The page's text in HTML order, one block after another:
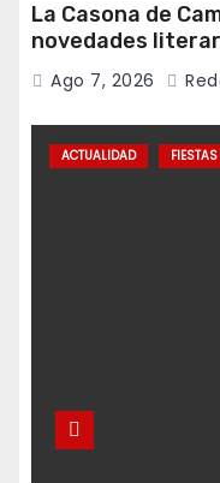
La Casona de
novedades
Ago 7, 2026
ACTUALIDAD